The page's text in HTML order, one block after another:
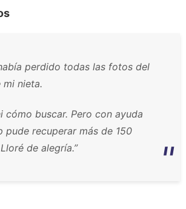
perdido todas las fotos del
nieta.
cómo buscar. Pero con ayuda
pude recuperar más de 150
de alegría.”